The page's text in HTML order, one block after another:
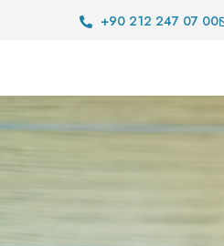
+90 212 247 07 00